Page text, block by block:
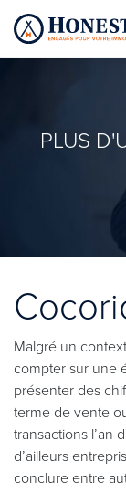
PLUS
Malgré un
compter sur une
présenter des
terme de vente
transactions l’an
d’ailleurs
conclure entre